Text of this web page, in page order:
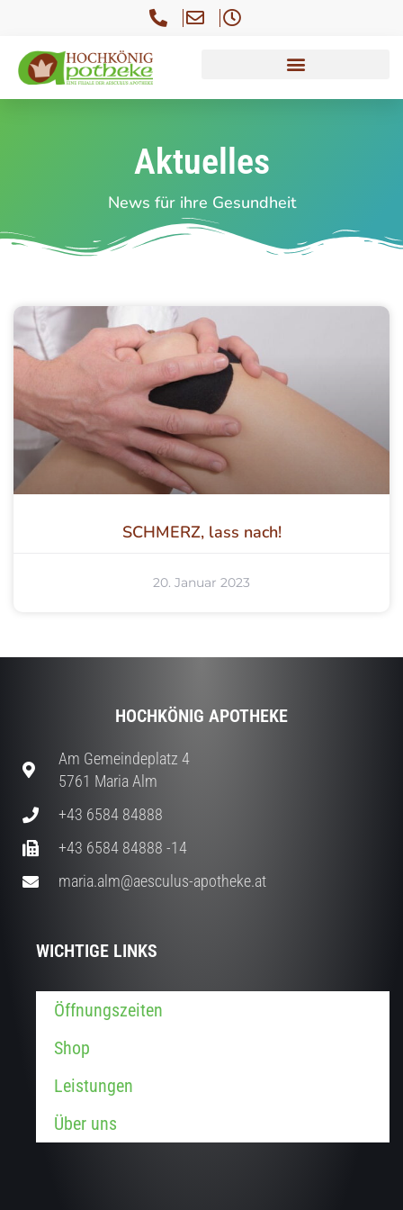
Aktuelles
News für ihre Gesundheit
SCHMERZ, lass nach!
20. Januar 2023
HOCHKÖNIG APOTHEKE
Am Gemeindeplatz 4
5761 Maria Alm
+43 6584 84888
+43 6584 84888 -14
maria.alm@aesculus-apotheke.at
WICHTIGE LINKS
Öffnungszeiten
Shop
Leistungen
Über uns